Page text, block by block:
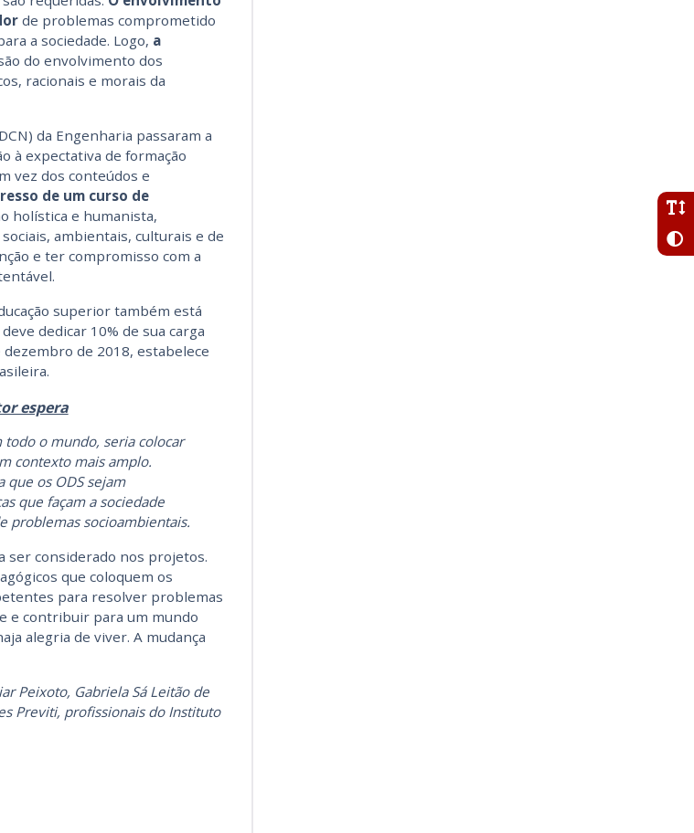
de problemas comprometido
a sociedade. Logo, a
do envolvimento dos
racionais e morais da
da Engenharia passaram a
à expectativa de formação
vez dos conteúdos e
de um curso de
holística e humanista,
ambientais, culturais e de
e ter compromisso com a
superior também está
dedicar 10% de sua carga
de 2018, estabelece
espera
todo o mundo, seria colocar
contexto mais amplo.
que os ODS sejam
que façam a sociedade
problemas socioambientais.
ser considerado nos projetos.
que coloquem os
para resolver problemas
e contribuir para um mundo
alegria de viver. A mudança
Peixoto, Gabriela Sá Leitão de
Previti, profissionais do Instituto